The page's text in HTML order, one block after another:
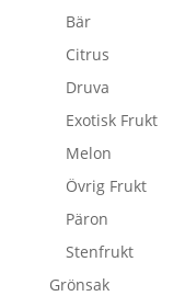
Bär
Citrus
Druva
Exotisk Frukt
Melon
Övrig Frukt
Päron
Stenfrukt
Grönsak